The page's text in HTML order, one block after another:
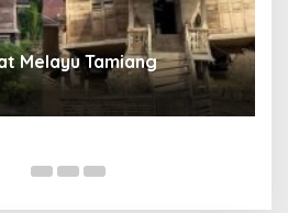
Melayu Tamiang